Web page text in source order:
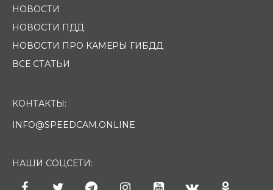
НОВОСТИ
НОВОСТИ ПДД
НОВОСТИ ПРО КАМЕРЫ ГИБДД
ВСЕ СТАТЬИ
КОНТАКТЫ:
INFO@SPEEDCAM.ONLINE
НАШИ СОЦСЕТИ: